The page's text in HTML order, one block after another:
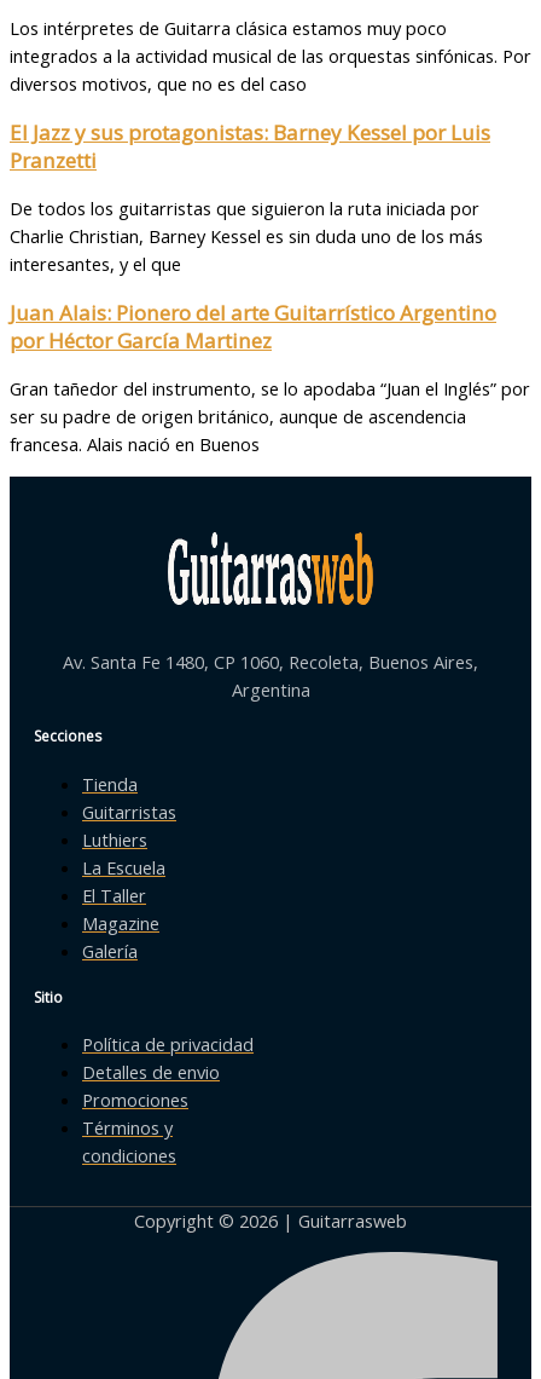
Los intérpretes de Guitarra clásica estamos muy poco
integrados a la actividad musical de las orquestas sinfónicas. Por
diversos motivos, que no es del caso
El Jazz y sus protagonistas: Barney Kessel por Luis
Pranzetti
De todos los guitarristas que siguieron la ruta iniciada por
Charlie Christian, Barney Kessel es sin duda uno de los más
interesantes, y el que
Juan Alais: Pionero del arte Guitarrístico Argentino
por Héctor García Martinez
Gran tañedor del instrumento, se lo apodaba “Juan el Inglés” por
ser su padre de origen británico, aunque de ascendencia
francesa. Alais nació en Buenos
Av. Santa Fe 1480, CP 1060, Recoleta, Buenos Aires,
Argentina
Secciones
Tienda
Guitarristas
Luthiers
La Escuela
El Taller
Magazine
Galería
Sitio
Política de privacidad
Detalles de envio
Promociones
Términos y
condiciones
Copyright © 2026 | Guitarrasweb